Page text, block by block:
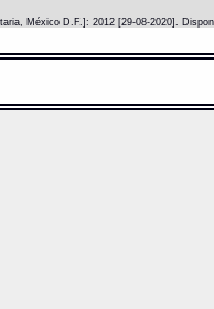
México D.F.]: 2012 [29-08-2020].